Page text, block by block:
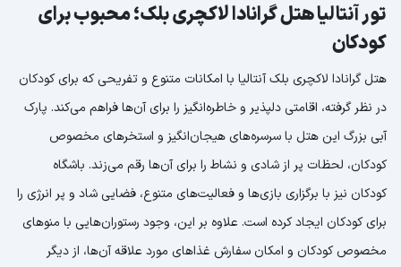
تور آنتالیا هتل گرانادا لاکچری بلک؛ محبوب برای
کودکان
هتل گرانادا لاکچری بلک آنتالیا با امکانات متنوع و تفریحی که برای کودکان
در نظر گرفته، اقامتی دلپذیر و خاطره‌انگیز را برای آن‌ها فراهم می‌کند. پارک
آبی بزرگ این هتل با سرسره‌های هیجان‌انگیز و استخرهای مخصوص
کودکان، لحظات پر از شادی و نشاط را برای آن‌ها رقم می‌زند. باشگاه
کودکان نیز با برگزاری بازی‌ها و فعالیت‌های متنوع، فضایی شاد و پر انرژی را
برای کودکان ایجاد کرده است. علاوه بر این، وجود رستوران‌هایی با منوهای
مخصوص کودکان و امکان سفارش غذاهای مورد علاقه آن‌ها، از دیگر